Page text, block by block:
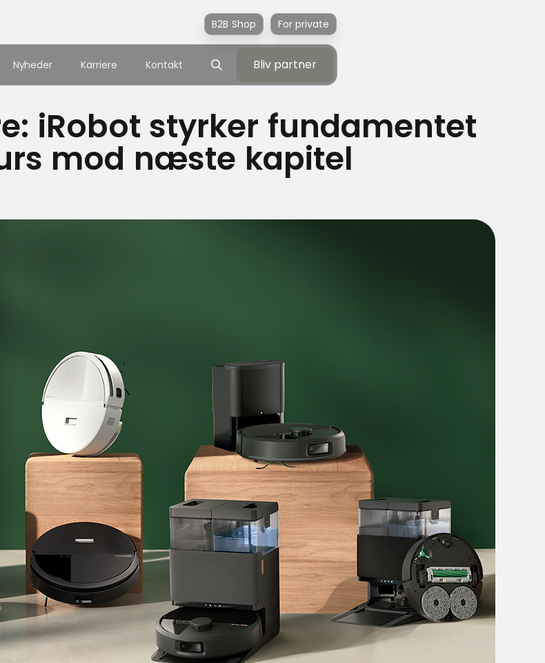
B2B Shop For private
Nyheder Karriere Kontakt
Bliv partner
iRobot styrker fundamentet
mod næste kapitel